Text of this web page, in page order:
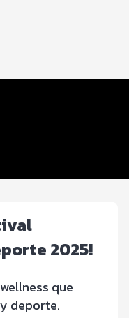
2025!
que
deporte.